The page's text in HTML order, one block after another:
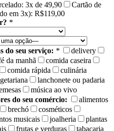
3x de 49,90
Cartão de
em 3x): R$119,00
*
do seu serviço: *
delivery
da manhã
comida caseira
comida rápida
culinária
lanchonete ou padaria
música ao vivo
do seu comércio:
alimentos
brechó
cosméticos
musicais joalheria
plantas
frutas e verduras
tabacaria